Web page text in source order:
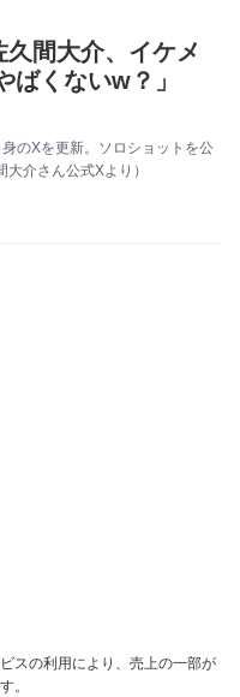
久間大介、イケメ
ばくないw？」
のXを更新。ソロショットを公
介さん公式Xより）
スの利用により、売上の一部が
。